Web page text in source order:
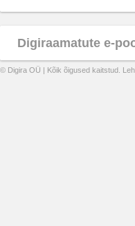
Digiraamatute e-
© Digira OÜ | Kõik õigused kaitstud.